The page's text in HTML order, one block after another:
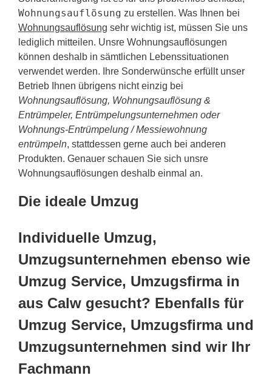
Wohnungsauflösung zu erstellen. Was Ihnen bei
Wohnungsauflösung sehr wichtig ist, müssen Sie uns
lediglich mitteilen. Unsre Wohnungsauflösungen
können deshalb in sämtlichen Lebenssituationen
verwendet werden. Ihre Sonderwünsche erfüllt unser
Betrieb Ihnen übrigens nicht einzig bei
Wohnungsauflösung, Wohnungsauflösung &
Entrümpeler, Entrümpelungsunternehmen oder
Wohnungs-Entrümpelung / Messiewohnung
entrümpeln, stattdessen gerne auch bei anderen
Produkten. Genauer schauen Sie sich unsre
Wohnungsauflösungen deshalb einmal an.
Die ideale Umzug
Individuelle Umzug,
Umzugsunternehmen ebenso wie
Umzug Service, Umzugsfirma in
aus Calw gesucht? Ebenfalls für
Umzug Service, Umzugsfirma und
Umzugsunternehmen sind wir Ihr
Fachmann